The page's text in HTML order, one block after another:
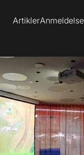
Artikler